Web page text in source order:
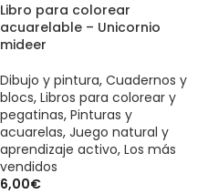
Libro para colorear
acuarelable – Unicornio
mideer
Dibujo y pintura, Cuadernos y
blocs, Libros para colorear y
pegatinas, Pinturas y
acuarelas, Juego natural y
aprendizaje activo, Los más
vendidos
6,00€